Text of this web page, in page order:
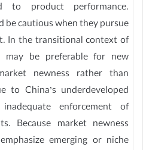
to product performance.
be cautious when they pursue
In the transitional context of
may be preferable for new
newness rather than
to China’s underdeveloped
enforcement of
Because market newness
emerging or niche